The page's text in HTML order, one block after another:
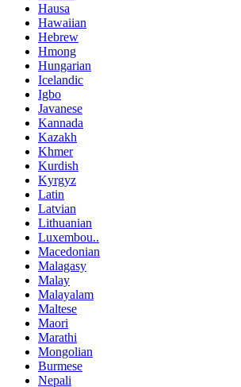
Hausa
Hawaiian
Hebrew
Hmong
Hungarian
Icelandic
Igbo
Javanese
Kannada
Kazakh
Khmer
Kurdish
Kyrgyz
Latin
Latvian
Lithuanian
Luxembou..
Macedonian
Malagasy
Malay
Malayalam
Maltese
Maori
Marathi
Mongolian
Burmese
Nepali